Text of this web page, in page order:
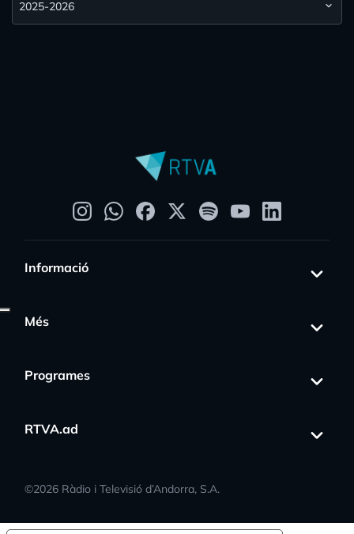
Informació
Més
Programes
RTVA.ad
©2026 Ràdio i Televisió d’Andorra, S.A.